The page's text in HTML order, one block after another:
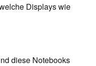
Displays wie
diese Notebooks